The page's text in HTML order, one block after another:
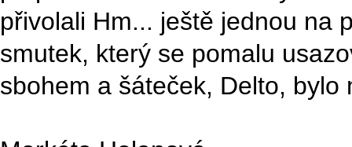
přivolali Hm... ještě jednou na
smutek, který se pomalu
sbohem a šáteček, Delto, bylo